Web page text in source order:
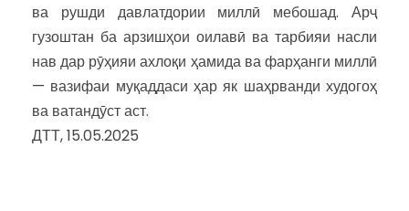
ва рушди давлатдории миллӣ мебошад. Арҷ
гузоштан ба арзишҳои оилавӣ ва тарбияи насли
нав дар рӯҳияи ахлоқи ҳамида ва фарҳанги миллӣ
— вазифаи муқаддаси ҳар як шаҳрванди худогоҳ
ва ватандӯст аст.
ДТТ, 15.05.2025